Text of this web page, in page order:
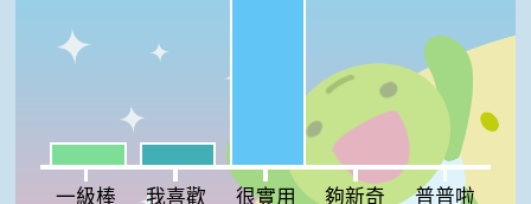
我喜歡:10%
夠新奇:0%普普啦:0%
一級棒 我喜歡 很實用 夠新奇 普普啦